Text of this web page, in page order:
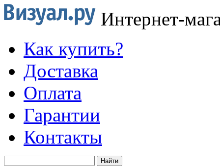
Интернет-
Как купить?
Доставка
Оплата
Гарантии
Контакты